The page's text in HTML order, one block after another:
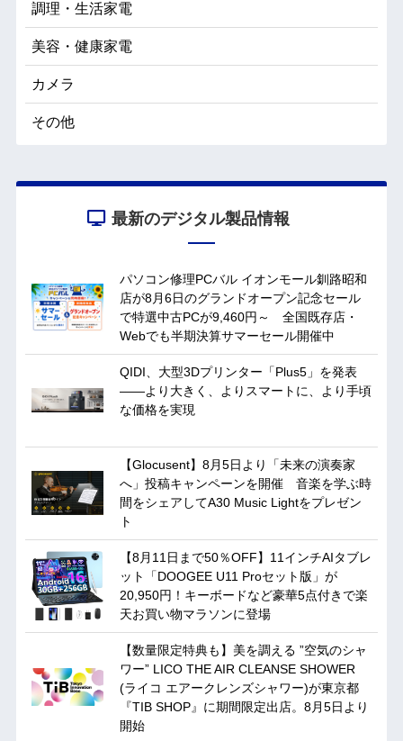
調理・生活家電
美容・健康家電
カメラ
その他
最新のデジタル製品情報
パソコン修理PCバル イオンモール釧路昭和
店が8月6日のグランドオープン記念セール
で特選中古PCが9,460円～ 全国既存店・
Webでも半期決算サマーセール開催中
QIDI、大型3Dプリンター「Plus5」を発表
——より大きく、よりスマートに、より手頃
な価格を実現
【Glocusent】8月5日より「未来の演奏家
へ」投稿キャンペーンを開催 音楽を学ぶ時
間をシェアしてA30 Music Lightをプレゼン
ト
【8月11日まで50％OFF】11インチAIタブレ
ット「DOOGEE U11 Proセット版」が
20,950円！キーボードなど豪華5点付きで楽
天お買い物マラソンに登場
【数量限定特典も】美を調える ”空気のシャ
ワー” LICO THE AIR CLEANSE SHOWER
(ライコ エアークレンズシャワー)が東京都
『TIB SHOP』に期間限定出店。8月5日より
開始